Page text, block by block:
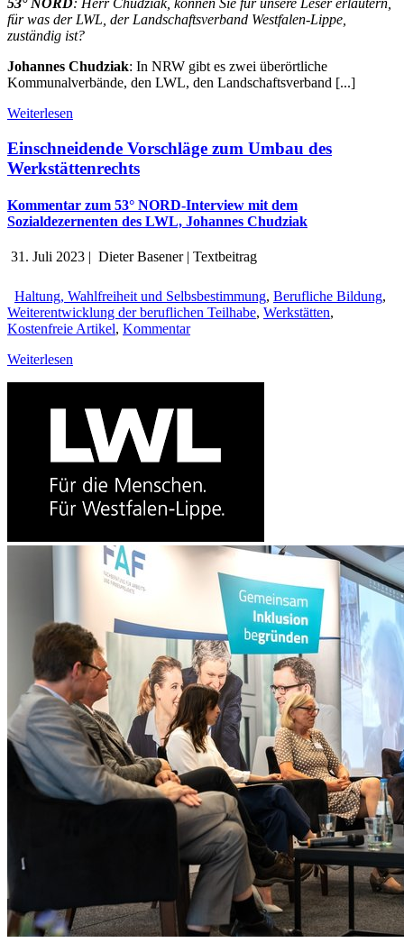
für was der LWL, der Landschaftsverband Westfalen-Lippe,
zuständig ist?
Johannes Chudziak: In NRW gibt es zwei überörtliche
Kommunalverbände, den LWL, den Landschaftsverband [...]
Weiterlesen
Einschneidende Vorschläge zum Umbau des
Werkstättenrechts
Kommentar zum 53° NORD-Interview mit dem
Sozialdezernenten des LWL, Johannes Chudziak
31. Juli 2023 | Dieter Basener| Textbeitrag
Haltung, Wahlfreiheit und Selbsbestimmung, Berufliche Bildung,
Weiterentwicklung der beruflichen Teilhabe, Werkstätten,
Kostenfreie Artikel, Kommentar
Weiterlesen